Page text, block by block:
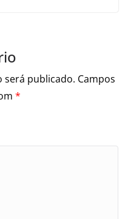
será publicado. Campos
*